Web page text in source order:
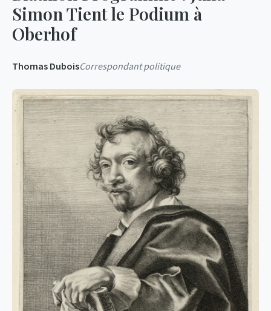
Simon Tient le Podium à
Oberhof
Thomas DuboisCorrespondant politique